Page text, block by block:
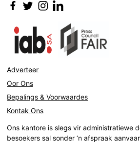
Adverteer
Oor Ons
Bepalings & Voorwaardes
Kontak Ons
Ons kantore is slegs vir administratiewe
besoekers sal sonder ‘n afspraak